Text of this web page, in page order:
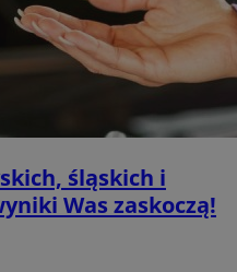
śląskich i
Was zaskoczą!